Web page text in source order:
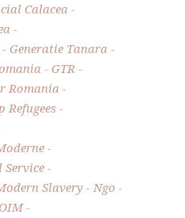
Calacea
Generatie Tanara
GTR
Romania
Refugees
Slavery
Ngo
OIM